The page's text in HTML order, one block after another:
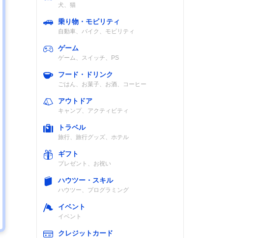
犬、猫
乗り物・モビリティ
自動車、バイク、モビリティ
ゲーム
ゲーム、スイッチ、PS
フード・ドリンク
ごはん、お菓子、お酒、コーヒー
アウトドア
キャンプ、アクティビティ
トラベル
旅行、旅行グッズ、ホテル
ギフト
プレゼント、お祝い
ハウツー・スキル
ハウツー、プログラミング
イベント
イベント
クレジットカード